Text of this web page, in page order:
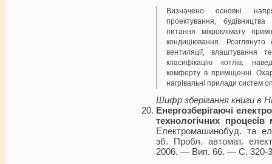
Визначено основні
проектування,
питання мікроклімату
кондиціювання. Розглянуто
вентиляції, влаштування
класифікацію котлів,
комфорту в приміщенні.
нагрівальні прилади систем
Шифр зберігання книги в
Енергозберігаючі
технологічних процесів
Електромашинобуд. та
зб. Пробл. автомат.
2006. — Вип. 66. — С. 320-